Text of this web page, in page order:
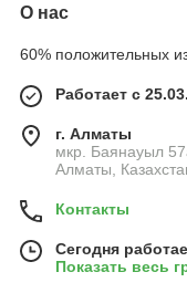
О нас
60% положительных
Работает с
г. Алматы
мкр. Баянауыл
Алматы,
Контакты
Сегодня
Показать весь